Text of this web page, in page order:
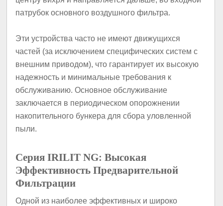
патрубок основного воздушного фильтра.
Эти устройства часто не имеют движущихся
частей (за исключением специфических систем с
внешним приводом), что гарантирует их высокую
надежность и минимальные требования к
обслуживанию. Основное обслуживание
заключается в периодическом опорожнении
накопительного бункера для сбора уловленной
пыли.
Серия IRILIT NG: Высокая
Эффективность Предварительной
Фильтрации
Одной из наиболее эффективных и широко